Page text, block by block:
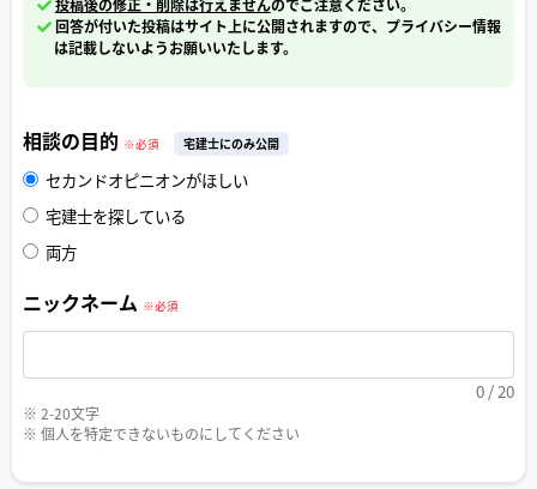
回答が付いた投稿はサイト上に公開されますので、プライバシー情報
は記載しないようお願いいたします。
相談の目的 ※必須 宅建士にのみ公開
セカンドオピニオンがほしい
宅建士を探している
両方
ニックネーム ※必須
0 / 20
※ 2-20文字
※ 個人を特定できないものにしてください